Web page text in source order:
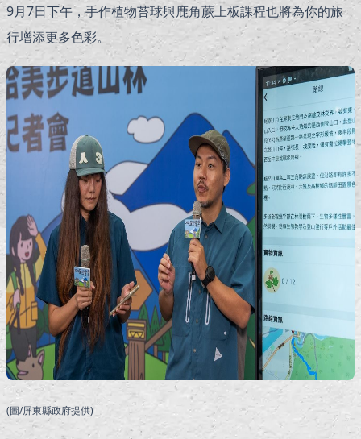
9月7日下午，手作植物苔球與鹿角蕨上板課程也將為你的旅
行增添更多色彩。
(圖/屏東縣政府提供)